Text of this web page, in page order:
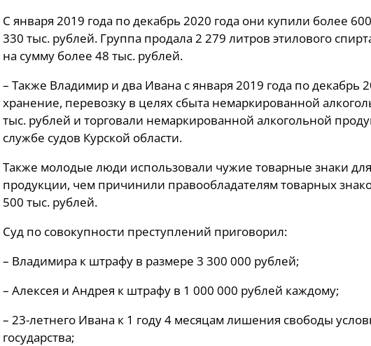
С января 2019 года по декабрь 2020 года они купили более
330 тыс. рублей. Группа продала 2 279 литров этилового
на сумму более 48 тыс. рублей.
– Также Владимир и два Ивана с января 2019 года по декабрь
хранение, перевозку в целях сбыта немаркированной
тыс. рублей и торговали немаркированной алкогольной
службе судов Курской области.
Также молодые люди использовали чужие товарные знаки
продукции, чем причинили правообладателям товарных
500 тыс. рублей.
Суд по совокупности преступлений приговорил:
– Владимира к штрафу в размере 3 300 000 рублей;
– Алексея и Андрея к штрафу в 1 000 000 рублей каждому;
– 23-летнего Ивана к 1 году 4 месяцам лишения свободы
государства;